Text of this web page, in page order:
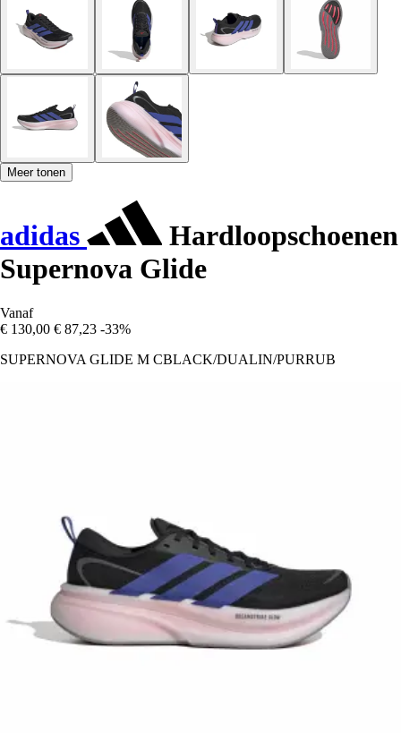
Meer tonen
adidas
Hardloopschoenen
Supernova Glide
Vanaf
€ 130,00 € 87,23 -33%
SUPERNOVA GLIDE M CBLACK/DUALIN/PURRUB